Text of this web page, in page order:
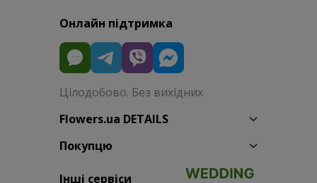
Онлайн підтримка
Цілодобово. Без вихідних
Flowers.ua DETAILS
Покупцю
Інші сервіси